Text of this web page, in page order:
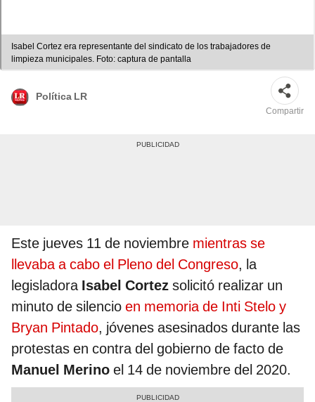
Isabel Cortez era representante del sindicato de los trabajadores de
limpieza municipales. Foto: captura de pantalla
Política LR
Compartir
Este jueves 11 de noviembre mientras se
llevaba a cabo el Pleno del Congreso, la
legisladora Isabel Cortez solicitó realizar un
minuto de silencio en memoria de Inti Stelo y
Bryan Pintado, jóvenes asesinados durante las
protestas en contra del gobierno de facto de
Manuel Merino el 14 de noviembre del 2020.